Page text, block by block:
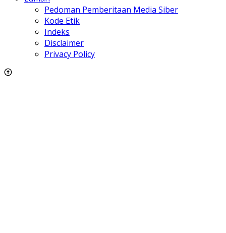
Pedoman Pemberitaan Media Siber
Kode Etik
Indeks
Disclaimer
Privacy Policy